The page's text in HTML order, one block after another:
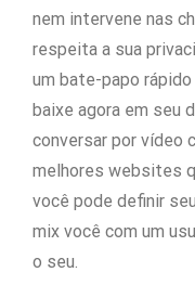
nem intervene nas
respeita a sua
um bate-papo
baixe agora em seu
conversar por vídeo
melhores websites
você pode definir
mix você com um
o seu.